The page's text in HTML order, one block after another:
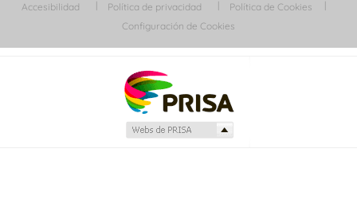
Accesibilidad
Política de privacidad
Política de Cookies
Configuración de Cookies